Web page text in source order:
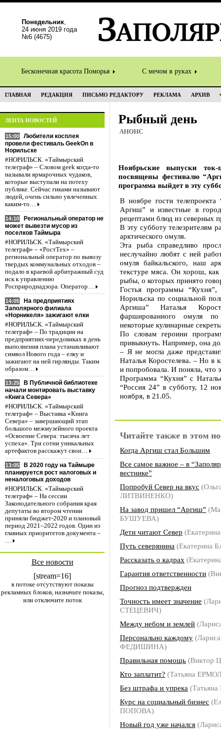
Понедельник,
24 июня 2019 года
№6 (4675)
Бесконечная красота Поморья С мечом в руках
ГЛАВНАЯ РЕДАКЦИЯ ПИСЬМО РЕДАКТОРУ РЕКЛАМА АРХИВ
ЛЕНТА НОВОСТЕЙ
15:00
Любители косплея
провели фестиваль GeekOn в
Норильске
#НОРИЛЬСК. «Таймырский
телеграф» – Словом geek когда-то
называли ярмарочных чудаков,
которые выступали на потеху
публике. Сейчас гиками называют
людей, очень сильно увлеченных
каким-то…
14:10
Региональный оператор не
может вывезти мусор из
поселков Таймыра
#НОРИЛЬСК. «Таймырский
телеграф» – «РостТех» –
региональный оператор по вывозу
твердых коммунальных отходов –
подало в краевой арбитражный суд
иск к управлению
Росприроднадзора. Оператор…
14:05
На предприятиях
Заполярного филиала
«Норникеля» зажигают елки
#НОРИЛЬСК. «Таймырский
телеграф» – По традиции на
предприятиях-передовиках в день
выполнения плана устанавливают
символ Нового года – елку и
зажигают на ней гирлянды. Таким
образом…
13:25
В Публичной библиотеке
начали монтировать выставку
«Книга Севера»
#НОРИЛЬСК. «Таймырский
телеграф» – Выставка «Книга
Севера» – завершающий этап
большого межмузейного проекта
«Освоение Севера: тысяча лет
успеха». Три сотни уникальных
артефактов расскажут свои…
13:05
В 2020 году на Таймыре
планируется рост налоговых и
неналоговых доходов
#НОРИЛЬСК. «Таймырский
телеграф» – На сессии
Законодательного собрания края
депутаты во втором чтении
приняли бюджет-2020 и плановый
период 2021–2022 годов. Один из
главных приоритетов документа –
…
Все новости
[stream=16]
в потоке отсутствуют показы
рекламных блоков, назначьте показы,
или отключите поток
Рыбный день
АНОНС
Ноябрьские выпуски
посвящены фестивалю
программа выйдет в эту
В ноябре гости
Аргиш” и известные в
рецептами блюд из северных
В эту субботу телезрителям
арктического омуля.
Эта рыба справедливо
неслучайно любят с ней
омуля байкальского, наш
текстуре мяса. Он хорош,
рыбы, о которых принято
Гостья программы “Кухня”,
Норильска по социальной
Аргиша” Наталья
фаршированного омуля
некоторые кулинарные
По словам героини
привыкнуть. Например, она
– Я не могла даже
Наталья Коростелева. – Но в
и попробовала. И поняла, что
Программа “Кухня” с
“Россия 24” в субботу, 12
ноября, в 21.05.
Читайте также в этом
Когда Аргиш стал Большим
Все самое важное – в
вестнике”
Попробуй Север на вкус
ЛИТВИНЕНКО)
На завод пришел “Аргиш”
БУШУЕВА)
Дети читают Север
Путь северянина (Екатерина
Рассказать о кадрах
Гарантия ответственности
Прогноз подтвержден
Точность имеет значение
СТЕЦЕВИЧ)
Между небом и землей
Персонально каждому (Лариса
ФЕДИШИНА)
Правильная помощь (Виктор
Кто заплатит? (Татьяна
Без штрафа и упрека
Курс на социальный бизнес
ПОПОВА)
Новый год уже начался